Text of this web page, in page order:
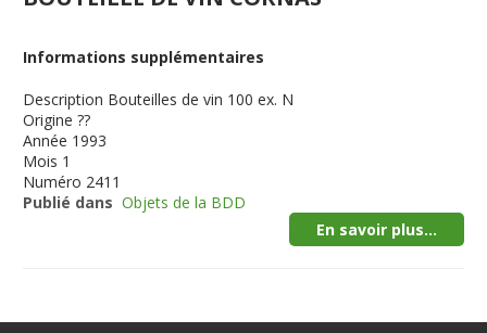
Informations supplémentaires
Description Bouteilles de vin 100 ex. N
Origine ??
Année 1993
Mois 1
Numéro 2411
Publié dans Objets de la BDD
En savoir plus...